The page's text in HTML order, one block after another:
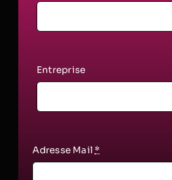
Entreprise
Adresse Mail *